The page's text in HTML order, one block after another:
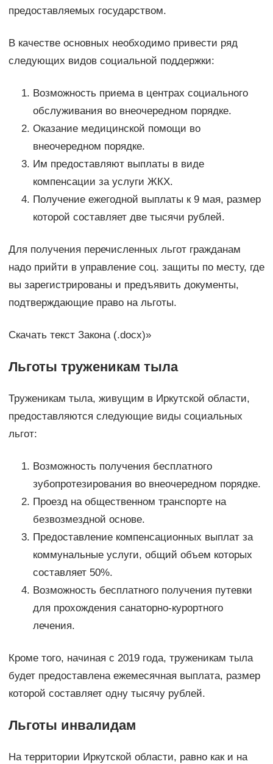
предоставляемых государством.
В качестве основных необходимо привести ряд
следующих видов социальной поддержки:
Возможность приема в центрах социального
обслуживания во внеочередном порядке.
Оказание медицинской помощи во
внеочередном порядке.
Им предоставляют выплаты в виде
компенсации за услуги ЖКХ.
Получение ежегодной выплаты к 9 мая, размер
которой составляет две тысячи рублей.
Для получения перечисленных льгот гражданам
надо прийти в управление соц. защиты по месту, где
вы зарегистрированы и предъявить документы,
подтверждающие право на льготы.
Скачать текст Закона (.docx)»
Льготы труженикам тыла
Труженикам тыла, живущим в Иркутской области,
предоставляются следующие виды социальных
льгот:
Возможность получения бесплатного
зубопротезирования во внеочередном порядке.
Проезд на общественном транспорте на
безвозмездной основе.
Предоставление компенсационных выплат за
коммунальные услуги, общий объем которых
составляет 50%.
Возможность бесплатного получения путевки
для прохождения санаторно-курортного
лечения.
Кроме того, начиная с 2019 года, труженикам тыла
будет предоставлена ежемесячная выплата, размер
которой составляет одну тысячу рублей.
Льготы инвалидам
На территории Иркутской области, равно как и на